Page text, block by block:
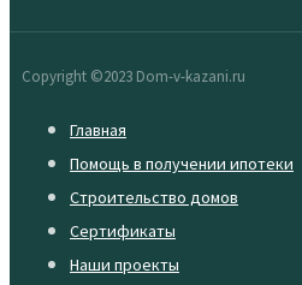
Copyright ©2023 Dom-v-kazani.ru
Главная
Помощь в получении ипотеки
Строительство домов
Сертификаты
Наши проекты